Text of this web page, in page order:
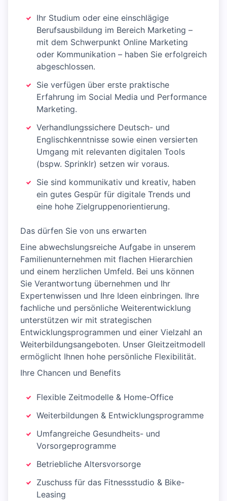
Ihr Studium oder eine einschlägige
Berufsausbildung im Bereich Marketing –
mit dem Schwerpunkt Online Marketing
oder Kommunikation – haben Sie erfolgreich
abgeschlossen.
Sie verfügen über erste praktische
Erfahrung im Social Media und Performance
Marketing.
Verhandlungssichere Deutsch- und
Englischkenntnisse sowie einen versierten
Umgang mit relevanten digitalen Tools
(bspw. Sprinklr) setzen wir voraus.
Sie sind kommunikativ und kreativ, haben
ein gutes Gespür für digitale Trends und
eine hohe Zielgruppenorientierung.
Das dürfen Sie von uns erwarten
Eine abwechslungsreiche Aufgabe in unserem
Familienunternehmen mit flachen Hierarchien
und einem herzlichen Umfeld. Bei uns können
Sie Verantwortung übernehmen und Ihr
Expertenwissen und Ihre Ideen einbringen. Ihre
fachliche und persönliche Weiterentwicklung
unterstützen wir mit strategischen
Entwicklungsprogrammen und einer Vielzahl an
Weiterbildungsangeboten. Unser Gleitzeitmodell
ermöglicht Ihnen hohe persönliche Flexibilität.
Ihre Chancen und Benefits
Flexible Zeitmodelle & Home-Office
Weiterbildungen & Entwicklungsprogramme
Umfangreiche Gesundheits- und
Vorsorgeprogramme
Betriebliche Altersvorsorge
Zuschuss für das Fitnessstudio & Bike-
Leasing